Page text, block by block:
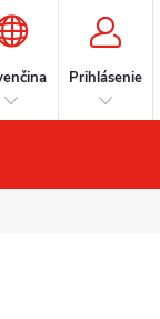
Prihlásenie